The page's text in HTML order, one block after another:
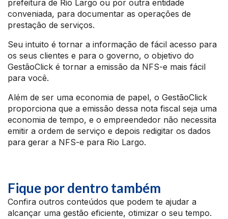
prefeitura de Rio Largo ou por outra entidade
conveniada, para documentar as operações de
prestação de serviços.
Seu intuito é tornar a informação de fácil acesso para
os seus clientes e para o governo, o objetivo do
GestãoClick é tornar a emissão da NFS-e mais fácil
para você.
Além de ser uma economia de papel, o GestãoClick
proporciona que a emissão dessa nota fiscal seja uma
economia de tempo, e o empreendedor não necessita
emitir a ordem de serviço e depois redigitar os dados
para gerar a NFS-e para Rio Largo.
Fique por dentro também
Confira outros conteúdos que podem te ajudar a
alcançar uma gestão eficiente, otimizar o seu tempo.